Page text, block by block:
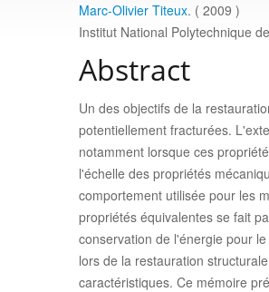
Marc-Olivier Titeux. ( 2009 )
Institut National Polytechnique
Abstract
Un des objectifs de la
potentiellement fracturées.
notamment lorsque ces
l'échelle des propriétés
comportement utilisée pour les
propriétés équivalentes se fait
conservation de l'énergie pour
lors de la restauration
caractéristiques. Ce mémoire